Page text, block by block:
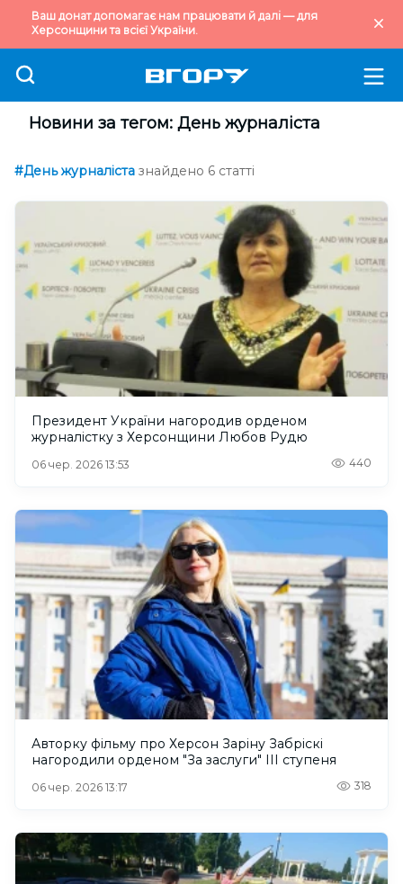
Ваш донат допомагає нам працювати й далі — для
Херсонщини та всієї України.
Новини за тегом: День журналіста
#День журналіста знайдено 6 статті
Президент України нагородив орденом
журналістку з Херсонщини Любов Рудю
06 чер. 2026 13:53 440
Авторку фільму про Херсон Заріну Забріскі
нагородили орденом "За заслуги" III ступеня
06 чер. 2026 13:17 318